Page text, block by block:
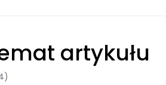
artykułu